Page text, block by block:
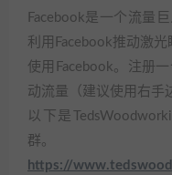
Facebook是一个流量
利用Facebook推动激光
使用Facebook。注册
动流量（建议使用右手
以下是
群。
https://